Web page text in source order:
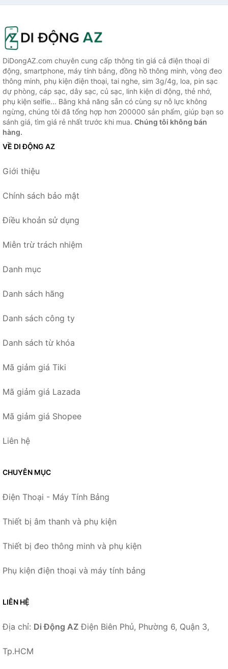
DiDongAZ.com chuyên cung cấp thông tin giá cả điện thoại di
động, smartphone, máy tính bảng, đồng hồ thông minh, vòng đeo
thông minh, phụ kiện điện thoại, tai nghe, sim 3g/4g, loa, pin sạc
dự phòng, cáp sạc, dây sạc, củ sạc, linh kiện di động, thẻ nhớ,
phụ kiện selfie... Bằng khả năng sẵn có cùng sự nỗ lực không
ngừng, chúng tôi đã tổng hợp hơn 200000 sản phẩm, giúp bạn so
sánh giá, tìm giá rẻ nhất trước khi mua. Chúng tôi không bán
hàng.
VỀ DI ĐỘNG AZ
Giới thiệu
Chính sách bảo mật
Điều khoản sử dụng
Miễn trừ trách nhiệm
Danh mục
Danh sách hãng
Danh sách công ty
Danh sách từ khóa
Mã giảm giá Tiki
Mã giảm giá Lazada
Mã giảm giá Shopee
Liên hệ
CHUYÊN MỤC
Điện Thoại - Máy Tính Bảng
Thiết bị âm thanh và phụ kiện
Thiết bị đeo thông minh và phụ kiện
Phụ kiện điện thoại và máy tính bảng
LIÊN HỆ
Địa chỉ: Di Động AZ Điện Biên Phủ, Phường 6, Quận 3,
Tp.HCM